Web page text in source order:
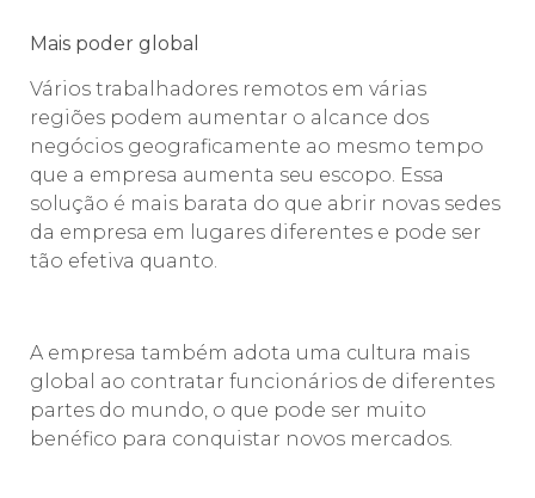
Mais poder global
Vários trabalhadores remotos em várias
regiões podem aumentar o alcance dos
negócios geograficamente ao mesmo tempo
que a empresa aumenta seu escopo. Essa
solução é mais barata do que abrir novas sedes
da empresa em lugares diferentes e pode ser
tão efetiva quanto.
A empresa também adota uma cultura mais
global ao contratar funcionários de diferentes
partes do mundo, o que pode ser muito
benéfico para conquistar novos mercados.